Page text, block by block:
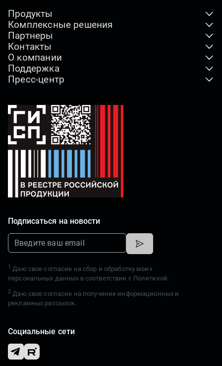
Продукты
Клиентские устройства
Серверы и хранение данных
Индустриальные решения
Отраслевые решения
Комплексные решения
ПАК
Партнеры
Где купить
Дистрибьюторы
Технологические партнеры
Партнерская программа
Контакты
Адреса офисов
Реквизиты компании
По вопросам СМИ
О компании
Наша миссия
Видео о компании
Лицензии и сертификаты
Этика и комплаенс
Брендбук
Справка о компании
Поддержка
Горячая линия
Гарантия
Сервисные центры
Пресс-центр
Блог
Подписаться на новости
1 Даю свое согласие на сбор и обработку моих
персональных данных в соответствии с Политикой.
2 Даю свое согласие на получение информационных и
рекламных рассылок.
Социальные сети